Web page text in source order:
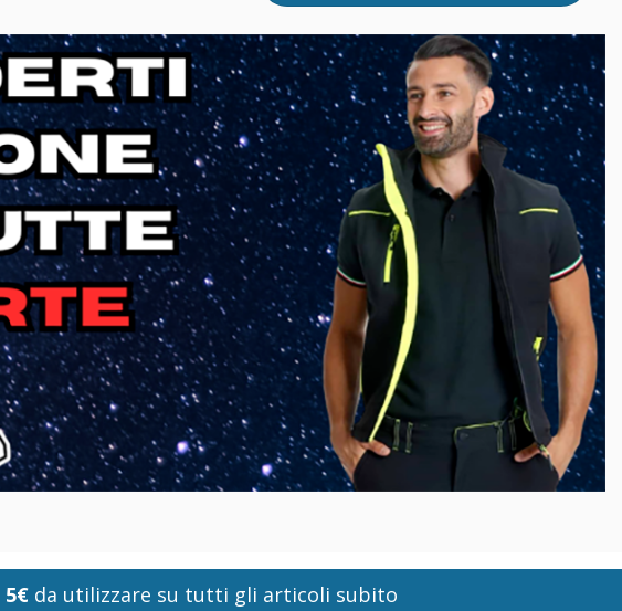
5€da utilizzare su tutti gli articoli subito